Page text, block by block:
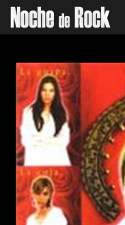
Categorías
Agenda
Foro
Contacto
Acerca de